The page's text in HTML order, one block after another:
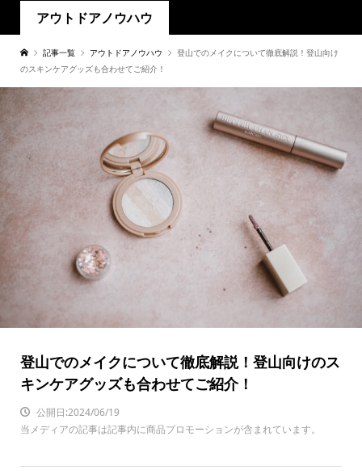
アウトドアノウハウ
記事一覧 アウトドアノウハウ
登山でのメイクについて徹底解説！登山向け
のスキンケアグッズも合わせてご紹介！
登山でのメイクについて徹底解説！登山向けのス
キンケアグッズも合わせてご紹介！
公開日:2024/06/19
当メディアの記事は記事内に商品プロモーションが含まれています。